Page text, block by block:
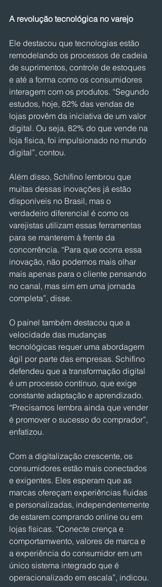
A revolução tecnológica no varejo
Ele destacou que tecnologias estão
remodelando os processos de cadeia
de suprimentos, controle de estoques
e até a forma como os consumidores
interagem com os produtos. “Segundo
estudos, hoje, 82% das vendas de
lojas provêm da iniciativa de um valor
digital. Ou seja, 82% do que vende na
loja física, foi impulsionado no mundo
digital”, contou.
Além disso, Schifino lembrou que
muitas dessas inovações já estão
disponíveis no Brasil, mas o
verdadeiro diferencial é como os
varejistas utilizam essas ferramentas
para se manterem à frente da
concorrência. “Para que ocorra essa
inovação, não podemos mais olhar
mais apenas para o cliente pensando
no canal, mas sim em uma jornada
completa”, disse.
O painel também destacou que a
velocidade das mudanças
tecnológicas requer uma abordagem
ágil por parte das empresas. Schifino
defendeu que a transformação digital
é um processo contínuo, que exige
constante adaptação e aprendizado.
“Precisamos lembra ainda que vender
é promover o sucesso do comprador”,
enfatizou.
Com a digitalização crescente, os
consumidores estão mais conectados
e exigentes. Eles esperam que as
marcas ofereçam experiências fluidas
e personalizadas, independentemente
de estarem comprando online ou em
lojas físicas. “Conecte crença e
comportamwento, valores de marca e
a experiência do consumidor em um
único sistema integrado que é
operacionalizado em escala”, indicou.